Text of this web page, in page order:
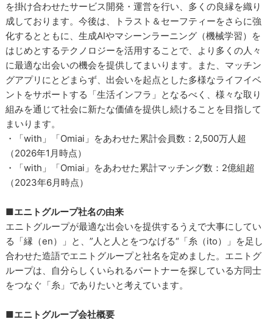
を掛け合わせたサービス開発・運営を行い、多くの良縁を織り
成しております。今後は、トラスト＆セーフティーをさらに強
化するとともに、生成AIやマシーンラーニング（機械学習）を
はじめとするテクノロジーを活用することで、より多くの人々
に最適な出会いの機会を提供してまいります。また、マッチン
グアプリにとどまらず、出会いを起点とした多様なライフイベ
ントをサポートする「生活インフラ」となるべく、様々な取り
組みを通じて社会に新たな価値を提供し続けることを目指して
まいります。
・「with」「Omiai」をあわせた累計会員数：2,500万人超
（2026年1月時点）
・「with」「Omiai」をあわせた累計マッチング数：2億組超
（2023年6月時点）
■エニトグループ社名の由来
エニトグループが最適な出会いを提供するうえで大事にしてい
る「縁（en）」と、”人と人とをつなげる“「糸（ito）」を足し
合わせた造語でエニトグループと社名を定めました。エニトグ
ループは、自分らしくいられるパートナーを探している方同士
をつなぐ「糸」でありたいと考えています。
■エニトグループ会社概要